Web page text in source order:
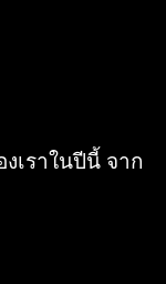
เราในปีนี้ จาก